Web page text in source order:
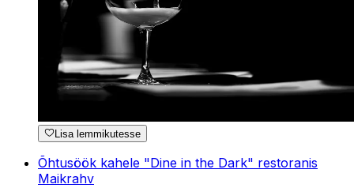
Lisa lemmikutesse
Õhtusöök kahele "Dine in the Dark" restoranis
Maikrahv